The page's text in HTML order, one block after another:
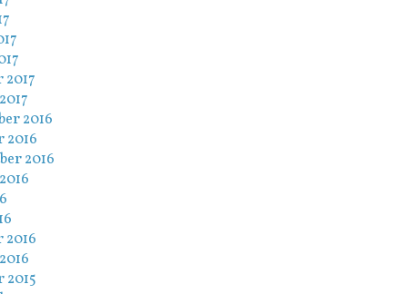
2016
2016
2016
2015